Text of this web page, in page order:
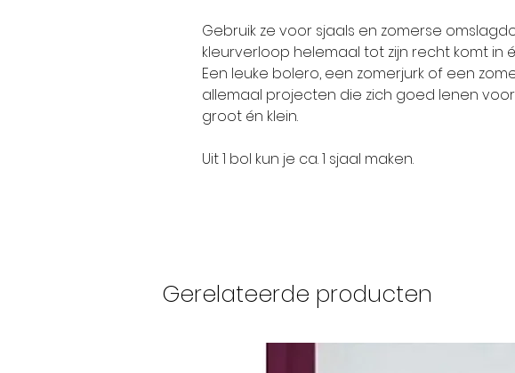
Gebruik ze voor sjaals en zomerse
kleurverloop helemaal tot zijn recht komt in
Een leuke bolero, een zomerjurk of een
allemaal projecten die zich goed lenen
groot én klein.
Uit 1 bol kun je ca. 1 sjaal maken.
Gerelateerde producten